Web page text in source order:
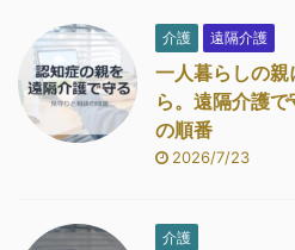
介護 遠隔介護
一人暮らしの
ら。遠隔介護
の順番
2026/7/23
介護